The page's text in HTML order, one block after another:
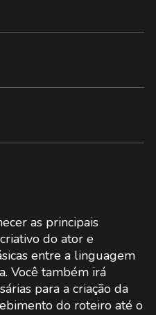
se
inscreveu
se
inscreveu
as principais
do ator e
entre a linguagem
Você também irá
para a criação da
do roteiro até o